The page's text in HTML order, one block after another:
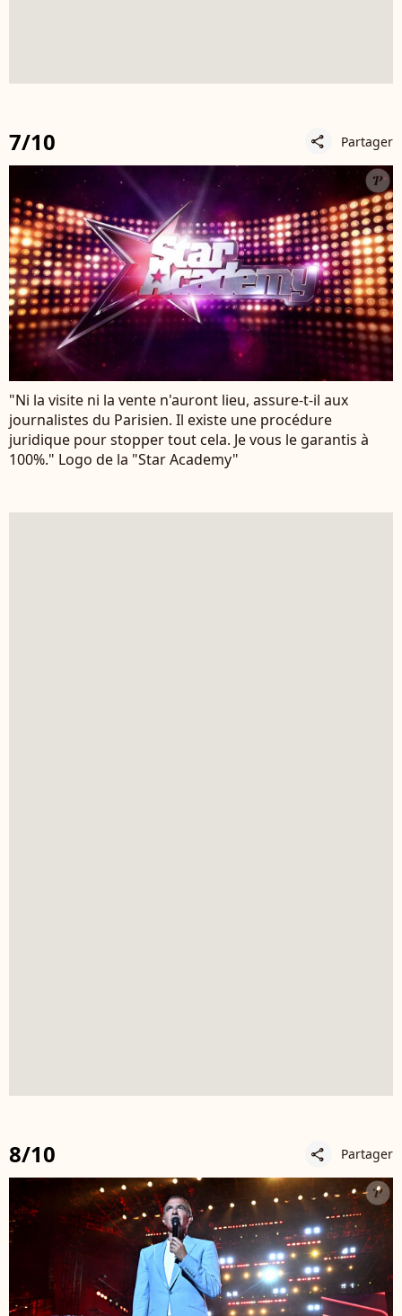
7/10 share Partager
"Ni la visite ni la vente n'auront lieu, assure-t-il aux
journalistes du Parisien. Il existe une procédure
juridique pour stopper tout cela. Je vous le garantis à
100%." Logo de la "Star Academy"
8/10 share Partager